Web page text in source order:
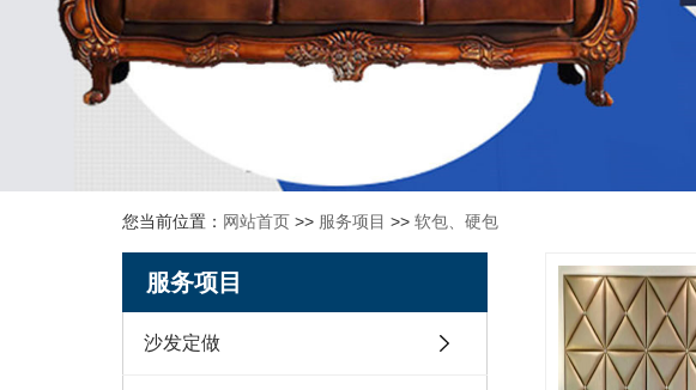
您当前位置： 网站首页 >> 服务项目 >> 软包、硬包
服务项目
沙发定做